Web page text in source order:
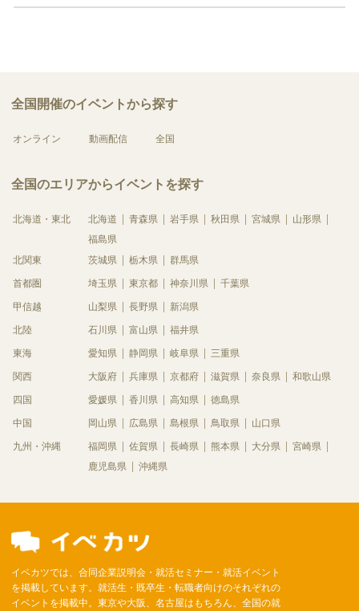
全国開催のイベントから探す
オンライン 動画配信 全国
全国のエリアからイベントを探す
北海道・東北 北海道 青森県 岩手県 秋田県 宮城県
山形県
福島県
北関東
茨城県 栃木県 群馬県
首都圏 埼玉県 東京都 神奈川県 千葉県
甲信越 山梨県 長野県 新潟県
北陸 石川県 富山県 福井県
東海 愛知県 静岡県 岐阜県 三重県
関西 大阪府 兵庫県 京都府 滋賀県 奈良県 和歌山県
四国 愛媛県 香川県 高知県 徳島県
中国 岡山県 広島県 島根県 鳥取県 山口県
九州・沖縄 福岡県 佐賀県 長崎県 熊本県 大分県
宮崎県
鹿児島県
沖縄県
イベカツでは、合同企業説明会・就活セミナー・就活イベント
を掲載しています。就活生・既卒生・転職者向けのそれぞれの
イベントを掲載中。東京や大阪、名古屋はもちろん、全国の就